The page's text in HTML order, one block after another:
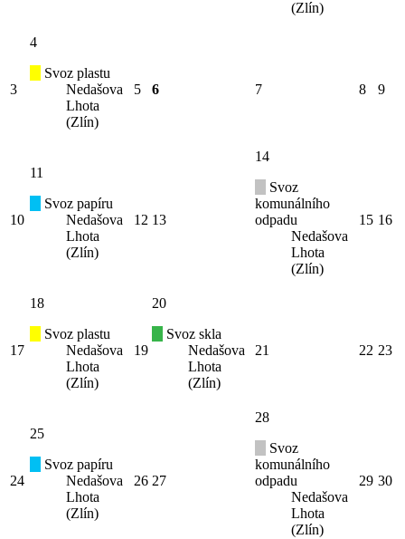
(Zlín)
3
4
Svoz plastu
Nedašova
Lhota
(Zlín)
5 6 7 8 9
10
11
Svoz papíru
Nedašova
Lhota
(Zlín)
12 13
14
Svoz
komunálního
odpadu
Nedašova
Lhota
(Zlín)
15 16
17
18
Svoz plastu
Nedašova
Lhota
(Zlín)
19
20
Svoz skla
Nedašova
Lhota
(Zlín)
21 22 23
24
25
Svoz papíru
Nedašova
Lhota
(Zlín)
26 27
28
Svoz
komunálního
odpadu
Nedašova
Lhota
(Zlín)
29 30